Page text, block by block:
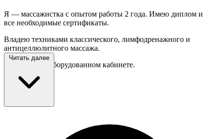
Я — массажистка с опытом работы 2 года. Имею диплом и
все необходимые сертификаты.
Владею техниками классического, лимфодренажного и
антицеллюлитного массажа.
Принимаю в оборудованном кабинете.
Читать далее